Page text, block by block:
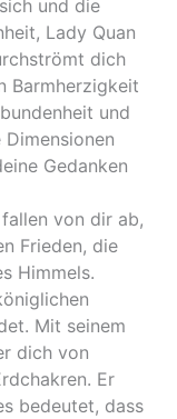
und die
Lady Quan
dich
Barmherzigkeit
und
Gedanken
von dir ab,
Frieden, die
Himmels.
Mit seinem
dich von
Er
bedeutet, dass